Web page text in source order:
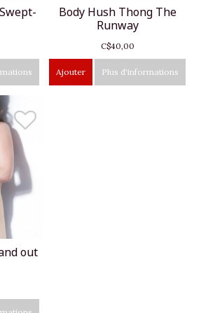
Body Hush Thong The
Runway
C$40,00
Ajouter Plus d'informations
out